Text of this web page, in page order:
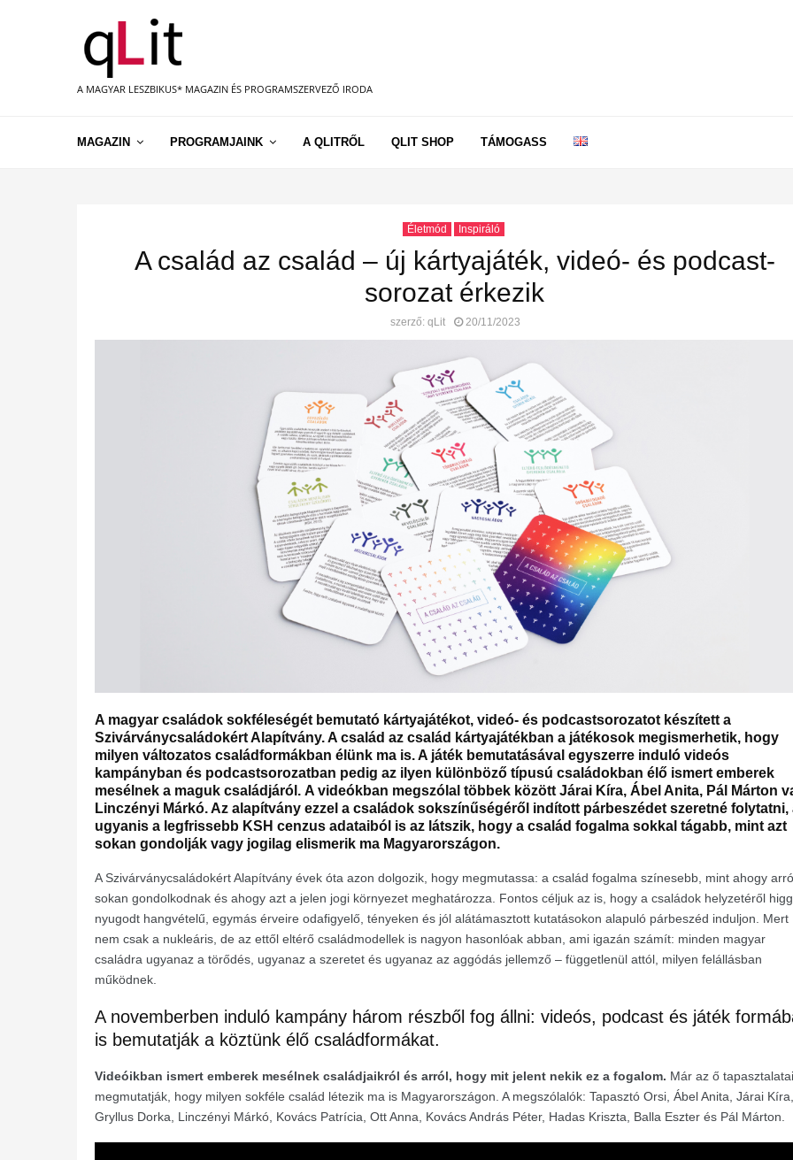
A MAGYAR LESZBIKUS* MAGAZIN ÉS PROGRAMSZERVEZŐ IRODA
MAGAZIN PROGRAMJAINK A QLITRŐL QLIT SHOP TÁMOGASS
Életmód Inspiráló
A család az család – új kártyajáték, videó- és podcast-
sorozat érkezik
szerző: qLit 20/11/2023
A magyar családok sokféleségét bemutató kártyajátékot, videó- és podcastsorozatot készített a
Szivárványcsaládokért Alapítvány. A család az család kártyajátékban a játékosok megismerhetik, hogy
milyen változatos családformákban élünk ma is. A játék bemutatásával egyszerre induló videós
kampányban és podcastsorozatban pedig az ilyen különböző típusú családokban élő ismert emberek
mesélnek a maguk családjáról. A videókban megszólal többek között Járai Kíra, Ábel Anita, Pál Márton
Linczényi Márkó. Az alapítvány ezzel a családok sokszínűségéről indított párbeszédet szeretné folytatni,
ugyanis a legfrissebb KSH cenzus adataiból is az látszik, hogy a család fogalma sokkal tágabb, mint azt
sokan gondolják vagy jogilag elismerik ma Magyarországon.
A Szivárványcsaládokért Alapítvány évek óta azon dolgozik, hogy megmutassa: a család fogalma színesebb, mint ahogy
sokan gondolkodnak és ahogy azt a jelen jogi környezet meghatározza. Fontos céljuk az is, hogy a családok helyzetéről
nyugodt hangvételű, egymás érveire odafigyelő, tényeken és jól alátámasztott kutatásokon alapuló párbeszéd induljon. Mert
nem csak a nukleáris, de az ettől eltérő családmodellek is nagyon hasonlóak abban, ami igazán számít: minden magyar
családra ugyanaz a törődés, ugyanaz a szeretet és ugyanaz az aggódás jellemző – függetlenül attól, milyen felállásban
működnek.
A novemberben induló kampány három részből fog állni: videós, podcast és játék
is bemutatják a köztünk élő családformákat.
Videóikban ismert emberek mesélnek családjaikról és arról, hogy mit jelent nekik ez a fogalom. Már az ő
megmutatják, hogy milyen sokféle család létezik ma is Magyarországon. A megszólalók: Tapasztó Orsi, Ábel Anita, Járai Kíra,
Gryllus Dorka, Linczényi Márkó, Kovács Patrícia, Ott Anna, Kovács András Péter, Hadas Kriszta, Balla Eszter és Pál Márton.